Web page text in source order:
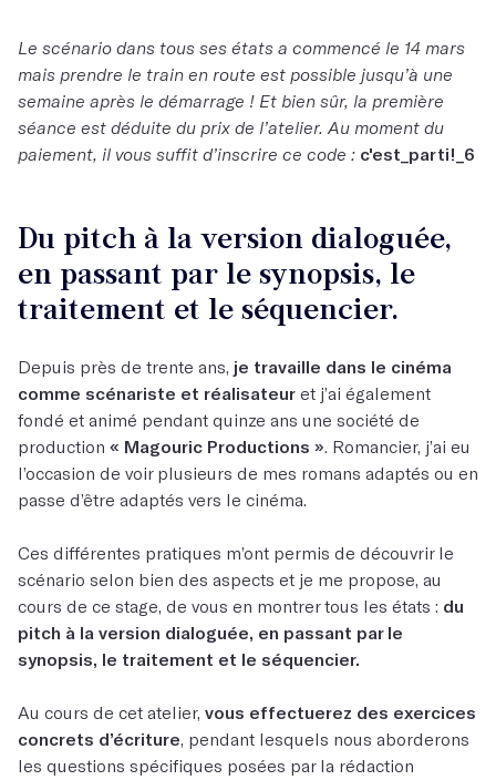
Le scénario dans tous ses états a commencé le 14 mars
mais prendre le train en route est possible jusqu’à une
semaine après le démarrage ! Et bien sûr, la première
séance est déduite du prix de l’atelier. Au moment du
paiement, il vous suffit d’inscrire ce code : c'est_parti!_6
Du pitch à la version dialoguée,
en passant par le synopsis, le
traitement et le séquencier.
Depuis près de trente ans, je travaille dans le cinéma
comme scénariste et réalisateur et j’ai également
fondé et animé pendant quinze ans une société de
production « Magouric Productions ». Romancier, j’ai eu
l’occasion de voir plusieurs de mes romans adaptés ou en
passe d’être adaptés vers le cinéma.
Ces différentes pratiques m’ont permis de découvrir le
scénario selon bien des aspects et je me propose, au
cours de ce stage, de vous en montrer tous les états : du
pitch à la version dialoguée, en passant par le
synopsis, le traitement et le séquencier.
Au cours de cet atelier, vous effectuerez des exercices
concrets d’écriture, pendant lesquels nous aborderons
les questions spécifiques posées par la rédaction